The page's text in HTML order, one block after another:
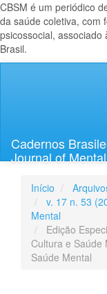
CBSM é um periódico
da saúde coletiva, com
psicossocial,
Brasil.
Lateral
Cadernos
Journal of
Início
v. 17 n. 53
Mental
Edição
Cultura e Saúde
Saúde Mental